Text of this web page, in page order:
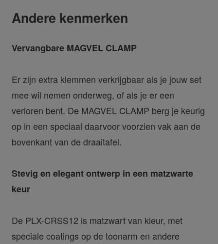
Andere kenmerken
Vervangbare MAGVEL CLAMP
Er zijn extra klemmen verkrijgbaar als je jouw set
mee wil nemen onderweg, of als je er een
verloren bent. De MAGVEL CLAMP berg je keurig
op in een speciaal daarvoor voorzien vak aan de
bovenkant van de draaitafel.
Stevig en elegant ontwerp in een matzwarte
keur
De PLX-CRSS12 is matzwart van kleur, met
speciale coatings op de toonarm en andere